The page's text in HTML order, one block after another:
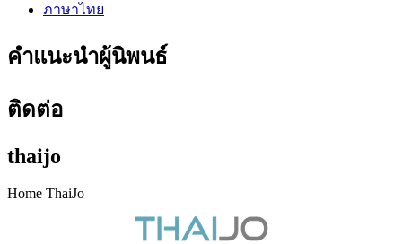
ภาษาไทย
คำแนะนำผู้นิพนธ์
ติดต่อ
thaijo
Home ThaiJo